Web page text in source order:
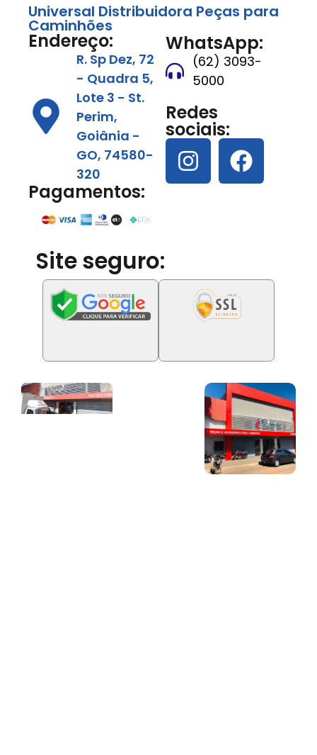
Universal Distribuidora Peças para
Caminhões
Endereço:
R. Sp Dez, 72
- Quadra 5,
Lote 3 - St.
Perim,
Goiânia -
GO, 74580-
320
Pagamentos:
WhatsApp:
(62) 3093-
5000
Redes
sociais:
Site seguro: